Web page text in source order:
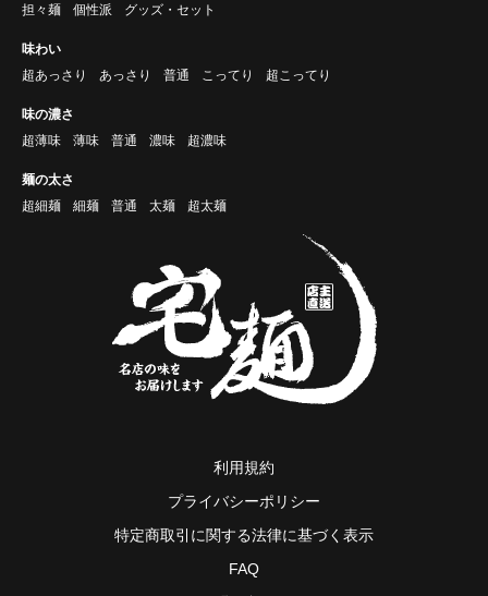
担々麺
個性派 グッズ・セット
味わい
超あっさり
あっさり 普通 こってり 超こってり
味の濃さ
超薄味
薄味 普通 濃味 超濃味
麺の太さ
超細麺
細麺 普通 太麺 超太麺
利用規約
プライバシーポリシー
特定商取引に関する法律に基づく表示
FAQ